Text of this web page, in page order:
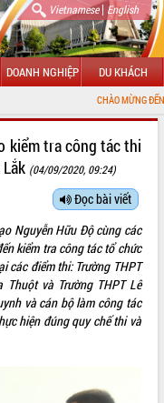
Vietnamese| English
DOANH NGHIỆP DU KHÁCH
CHÀO MỪNG ĐẾN VỚI CỔNG
kiểm tra công tác thi
(04/09/2020, 09:24)
Đọc bài viết
Nguyễn Hữu Độ cùng các
kiểm tra công tác tổ chức
các điểm thi: Trường THPT
Thuột và Trường THPT Lê
và cán bộ làm công tác
hiện đúng quy chế thi và